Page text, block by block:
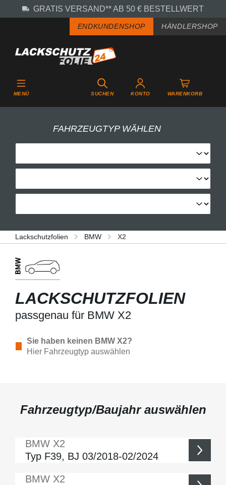
Zum Hauptinhalt springen
GRATIS VERSAND** AB 50 € BESTELLWERT
ENDKUNDENSHOP HÄNDLERSHOP
MENÜ SUCHEN KONTO WARENKORB
FAHRZEUGTYP WÄHLEN
Lackschutzfolien BMW X2
LACKSCHUTZFOLIEN
passgenau für BMW X2
Sie haben keinen BMW X2?
Hier Fahrzeugtyp auswählen
Fahrzeugtyp/Baujahr auswählen
BMW X2
Typ F39, BJ 03/2018-02/2024
BMW X2